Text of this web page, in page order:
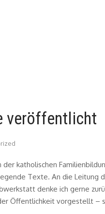
veröffentlicht
katholischen
Texte. An die Leitung
denke ich gerne
Öffentlichkeit vorgestellt –